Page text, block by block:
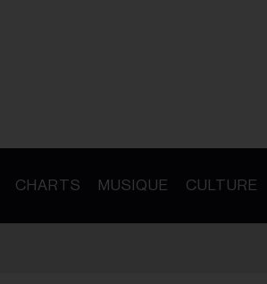
CHARTS MUSIQUE CULTURE